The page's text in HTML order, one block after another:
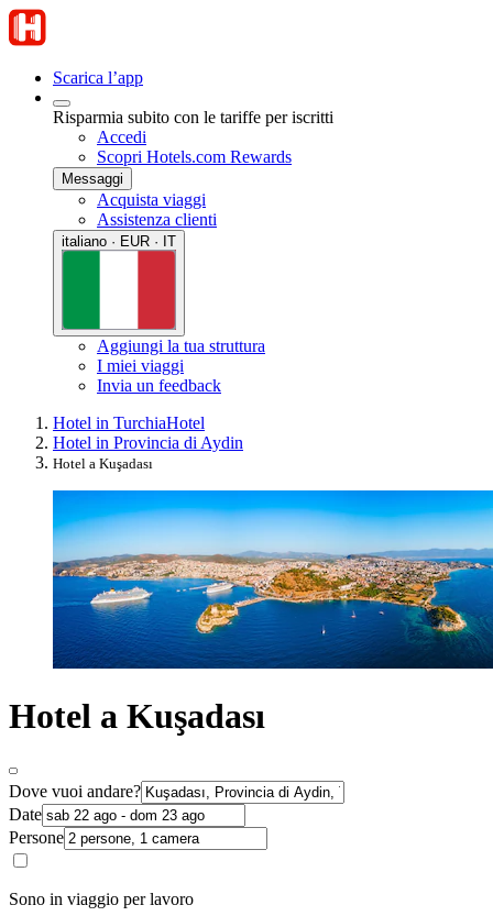
Scarica l’app
Risparmia subito con le tariffe per iscritti
Accedi
Scopri Hotels.com Rewards
Messaggi
Acquista viaggi
Assistenza clienti
italiano · EUR · IT
Aggiungi la tua struttura
I miei viaggi
Invia un feedback
Hotel in TurchiaHotel
Hotel in Provincia di Aydin
Hotel a Kuşadası
Hotel a Kuşadası
Dove vuoi andare?
Date
Persone
Sono in viaggio per lavoro